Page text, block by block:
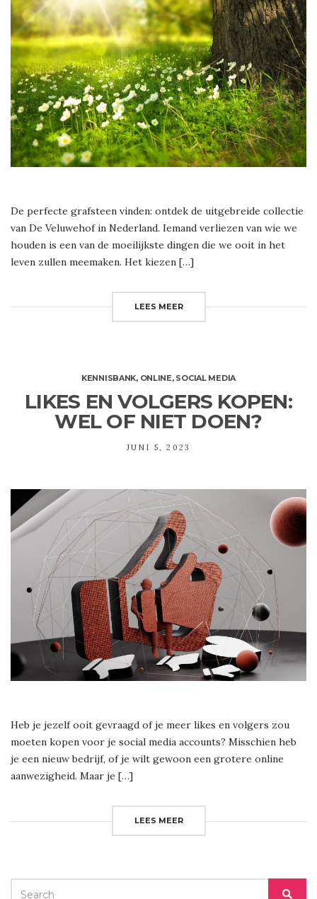
De perfecte grafsteen vinden: ontdek de uitgebreide collectie
van De Veluwehof in Nederland. Iemand verliezen van wie we
houden is een van de moeilijkste dingen die we ooit in het
leven zullen meemaken. Het kiezen […]
LEES MEER
KENNISBANK, ONLINE, SOCIAL MEDIA
LIKES EN VOLGERS KOPEN:
WEL OF NIET DOEN?
JUNI 5, 2023
Heb je jezelf ooit gevraagd of je meer likes en volgers zou
moeten kopen voor je social media accounts? Misschien heb
je een nieuw bedrijf, of je wilt gewoon een grotere online
aanwezigheid. Maar je […]
LEES MEER
SEARCH
FOR: